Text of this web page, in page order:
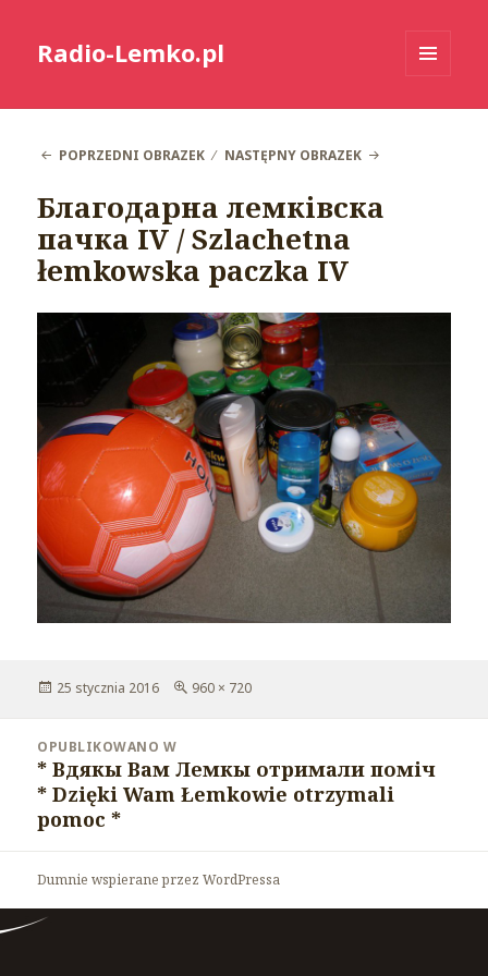
Radio-Lemko.pl
POPRZEDNI OBRAZEK
NASTĘPNY OBRAZEK
Благодарна лемківска
пачка IV / Szlachetna
łemkowska paczka IV
Opublikowano
25 stycznia 2016
Pełny
960 × 720
wpisu
OPUBLIKOWANO W
* Вдякы Вам Лемкы отримали поміч
* Dzięki Wam Łemkowie otrzymali
pomoc *
Dumnie wspierane przez WordPressa